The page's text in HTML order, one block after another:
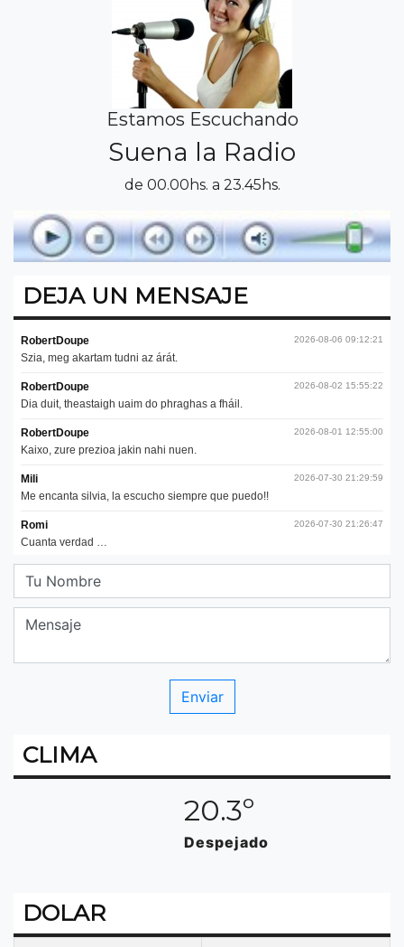
Estamos Escuchando
Suena la Radio
de 00.00hs. a 23.45hs.
DEJA UN MENSAJE
CLIMA
20.3º
Despejado
DOLAR